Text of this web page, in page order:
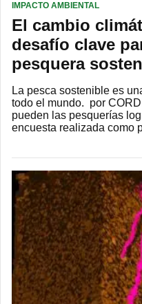
IMPACTO AMBIENTAL
El cambio
desafío clave
pesquera
La pesca sostenible es
todo el mundo. por
pueden las pesquerías
encuesta realizada como